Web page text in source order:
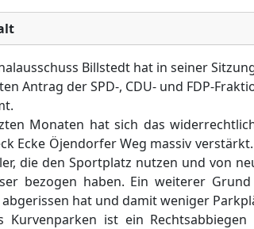
Billstedt hat in seiner
Antrag der SPD-, CDU- und FDP-
Monaten hat sich das
Ecke Öjendorfer Weg massiv
die den Sportplatz nutzen und von
bezogen haben. Ein weiterer
abgerissen hat und damit weniger
Kurvenparken ist ein